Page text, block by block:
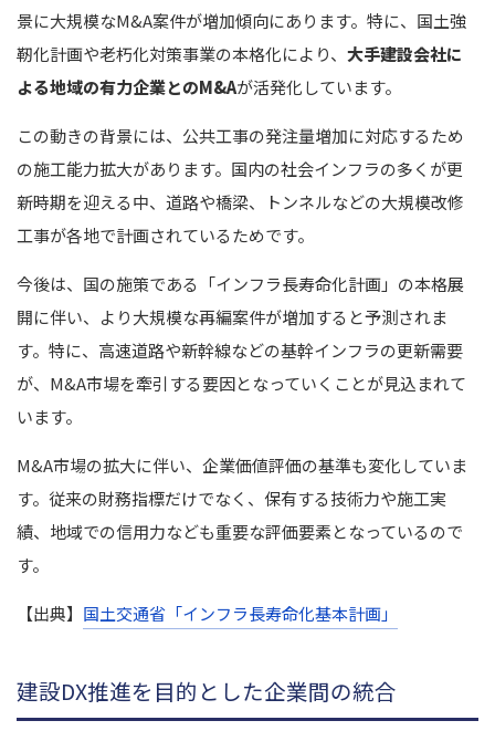
景に大規模なM&A案件が増加傾向にあります。特に、国土強
靭化計画や老朽化対策事業の本格化により、 大手建設会社に
よる地域の有力企業とのM&Aが活発化しています。
この動きの背景には、公共工事の発注量増加に対応するため
の施工能力拡大があります。国内の社会インフラの多くが更
新時期を迎える中、道路や橋梁、トンネルなどの大規模改修
工事が各地で計画されているためです。
今後は、国の施策である「インフラ長寿命化計画」の本格展
開に伴い、より大規模な再編案件が増加すると予測されま
す。特に、高速道路や新幹線などの基幹インフラの更新需要
が、M&A市場を牽引する要因となっていくことが見込まれて
います。
M&A市場の拡大に伴い、企業価値評価の基準も変化していま
す。従来の財務指標だけでなく、保有する技術力や施工実
績、地域での信用力なども重要な評価要素となっているので
す。
【出典】 国土交通省「インフラ長寿命化基本計画」
建設DX推進を目的とした企業間の統合